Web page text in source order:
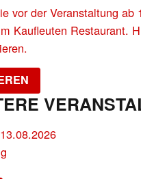
vor der Veranstaltung ab
Kaufleuten Restaurant.